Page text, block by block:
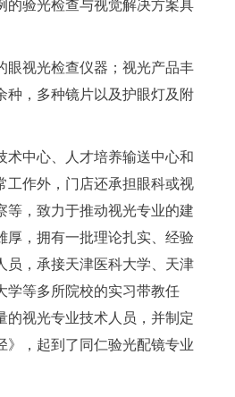
的验光检查与视觉解决方案具
眼视光检查仪器；视光产品丰
种，多种镜片以及护眼灯及附
术中心、人才培养输送中心和
工作外，门店还承担眼科或视
等，致力于推动视光专业的建
厚，拥有一批理论扎实、经验
员，承接天津医科大学、天津
学等多所院校的实习带教任
的视光专业技术人员，并制定
》，起到了同仁验光配镜专业